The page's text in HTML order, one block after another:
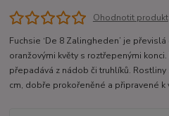
Ohodnotit produkt
Fuchsie ‘De 8 Zalingheden’ je
oranžovými květy s roztřepenými
přepadává z nádob či truhlíků.
cm, dobře prokořeněné a připravené k